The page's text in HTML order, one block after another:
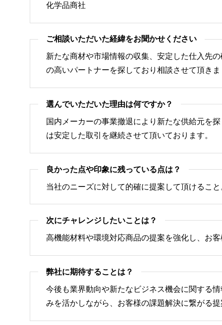
化学品商社
ご相談いただいた経緯をお聞かせください
新たな商材や市場情報の収集、安定した仕入先
の高いパートナーを探しており相談させて頂き
選んでいただいた理由は何ですか？
国内メーカーの事業撤退により新たな供給元を
は安定した取引を継続させて頂いております。
良かった点や印象に残っている点は？
当社のニーズに対して的確に提案して頂けるこ
次にチャレンジしたいことは？
高機能材料や環境対応商品の提案を強化し、お
弊社に期待することは？
今後も業界動向や新たなビジネス機会に関する
みを活かしながら、お客様の課題解決に繋がる